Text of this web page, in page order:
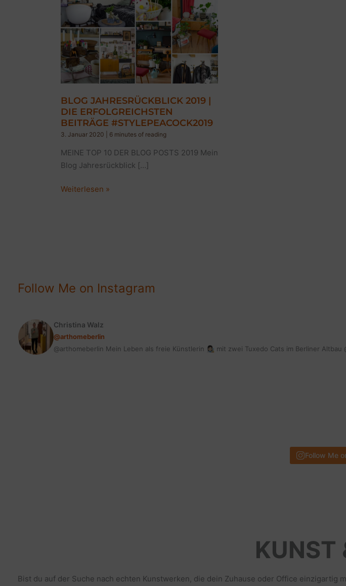
BLOG JAHRESRÜCKBLICK 2019 |
DIE ERFOLGREICHSTEN
BEITRÄGE #STYLEPEACOCK2019
3. Januar 2020 6 minutes of reading
MEINE TOP 10 DER BLOG POSTS 2019 Mein
Blog Jahresrückblick […]
BLOG
Weiterlesen »
Follow Me on Instagram
Christina Walz
@arthomeberlin
@arthomeberlin Mein Leben als freie Künstlerin 👩🏻‍🎨 mit zwei Tuxedo Cats im Berliner
Follow Me
KUNST
Bist du auf der Suche nach echten Kunstwerken, die dein Zuhause oder Office